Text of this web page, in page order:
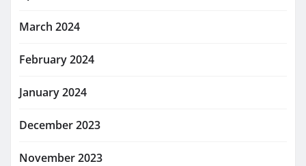
March 2024
February 2024
January 2024
December 2023
November 2023